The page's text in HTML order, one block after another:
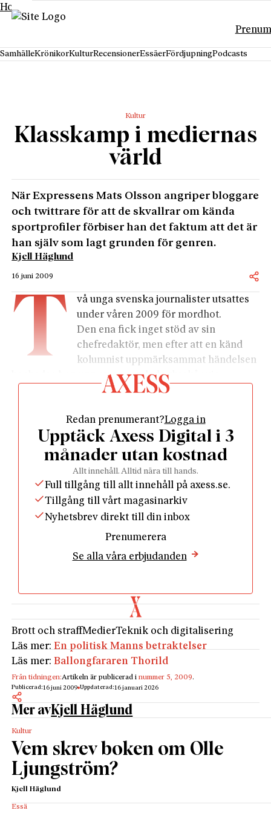
Hoppa till innehåll
SamhälleKrönikorKulturRecensionerEssäerFördjupningPodcasts
Kultur
Klasskamp i mediernas
värld
När Expressens Mats Olsson angriper bloggare
och twittrare för att de skvallrar om kända
sportprofiler förbiser han det faktum att det är
han själv som lagt grunden för genren.
Kjell Häglund
16 juni 2009
T
vå unga svenska journalister utsattes
under våren 2009 för mordhot.
Den ena fick inget stöd av sin
chefredaktör, men efter att en känd
kolumnist uppmärksammat händelsen
backades hon upp av en samlad yrkeskår via
fackförbund och tidningenJournalisten
chef, men hånades för sin polisanmälan av en känd
krönikör samt ignorerades av branschorgan och
kolleger.
Detta är emellertid inte bara historien om en livrädd
22-åring som svikits av dem som borde vara hans
mentorer och beskyddare, utan också om
samtidsjournalistikens stora, förrädiska klassklyfta:
sagt mellan företrädare för 1940- respektive 1980-
talistgenerationerna som står på varsin sida om
Andreas Ekström påSydsvenskanoch
branschorganetJournalisten, drabbade
journalistikstudenten Stina Berthling på
lokaltidningenSydöstran. Hon hade bevakat en
miljöpartistisk protestaktionpå en strippklubb i
Karlshamn, frågat klubbägaren vad han skulle ha
tyckt “om hans fru stått och onanerat framför
främmande män”, och fått ett eldfängt mordhot till
Efteråt uppstod en debatt kring
Sydöstrans
chefredaktörs obenägenhet att polisanmäla. Ingen
debattör tog, naturligtvis, strippklubbsägaren i
försvar.
Redan prenumerant?Logga in
Upptäck Axess Digital i 3
månader utan kostnad
Allt innehåll. Alltid nära till hands.
Full tillgång till allt innehåll på axess.se.
Tillgång till vårt magasinarkiv
Nyhetsbrev direkt till din inbox
Prenumerera
Se alla våra erbjudanden
Brott och straffMedierTeknik och digitalisering
Läs mer:En politisk Manns betraktelser
Läs mer:Ballongfararen Thorild
Från tidningen:Artikeln är publicerad inummer 5, 2009.
Publicerad:16 juni 2009 Uppdaterad:16 januari 2026
Mer avKjell Häglund
Kultur
Vem skrev boken om Olle
Ljungström?
Kjell Häglund
Essä